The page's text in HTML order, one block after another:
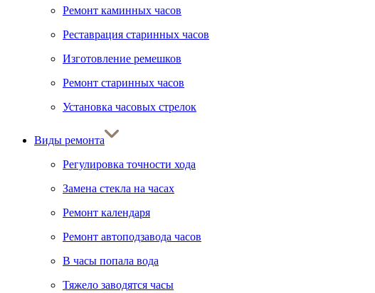
Ремонт каминных часов
Реставрация старинных часов
Изготовление ремешков
Ремонт старинных часов
Установка часовых стрелок
Виды ремонта
Регулировка точности хода
Замена стекла на часах
Ремонт календаря
Ремонт автоподзавода часов
В часы попала вода
Тяжело заводятся часы